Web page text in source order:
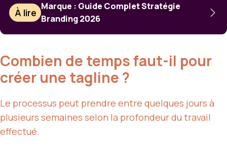
À lire
Marque : Guide Complet Stratégie
Branding 2026
Combien de temps faut-il pour
créer une tagline ?
Le processus peut prendre entre quelques jours à
plusieurs semaines selon la profondeur du travail
effectué.